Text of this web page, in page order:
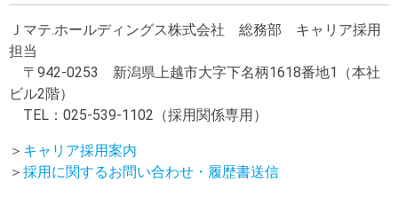
Ｊマテ.ホールディングス株式会社 総務部 キャリア採用
担当
〒942-0253 新潟県上越市大字下名柄1618番地1（本社
ビル2階）
TEL：025-539-1102（採用関係専用）
＞ キャリア採用案内
＞ 採用に関するお問い合わせ・履歴書送信